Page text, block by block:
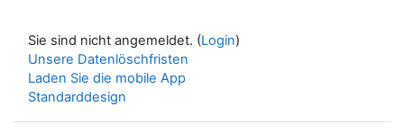
Sie sind nicht angemeldet. (Login)
Unsere Datenlöschfristen
Laden Sie die mobile App
Standarddesign